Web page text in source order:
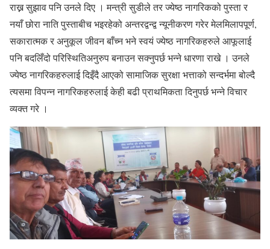
राख्न सुझाव पनि उनले दिए । मन्त्री सुडीले तर ज्येष्ठ नागरिकको पुस्ता र
नयाँ छोरा नाति पुस्ताबीच भइरहेको अन्तरद्वन्द्व न्यूनीकरण गरेर मेलमिलापपूर्ण,
सकारात्मक र अनुकूल जीवन बाँच्न भने स्वयं ज्येष्ठ नागरिकहरुले आफूलाई
पनि बदलिँदो परिस्थितिअनुरुप बनाउन सक्नुपर्छ भन्ने धारणा राखे । उनले
ज्येष्ठ नागरिकहरुलाई दिइँदै आएको सामाजिक सुरक्षा भत्ताको सन्दर्भमा बोल्दै
त्यसमा विपन्न नागरिकहरुलाई केही बढी प्राथमिकता दिनुपर्छ भन्ने विचार
व्यक्त गरे ।